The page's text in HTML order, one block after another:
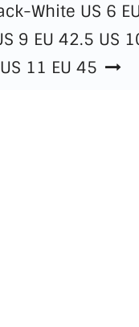
White US 6
9 EU 42.5 US
11 EU 45